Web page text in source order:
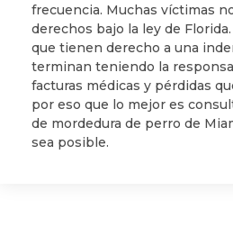
frecuencia. Muchas víctimas
derechos bajo la ley de
que tienen derecho a una
terminan teniendo la
facturas médicas y pérdidas
por eso que lo mejor es
de mordedura de perro de
sea posible.